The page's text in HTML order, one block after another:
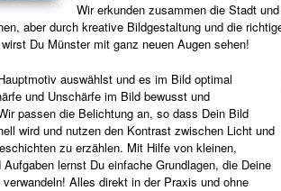
Wir erkunden zusammen die Stadt
aber durch kreative Bildgestaltung und die
Du Münster mit ganz neuen Augen sehen!
auswählst und es im Bild optimal
und Unschärfe im Bild bewusst und
passen die Belichtung an, so dass Dein Bild
wird und nutzen den Kontrast zwischen Licht und
zu erzählen. Mit Hilfe von kleinen,
lernst Du einfache Grundlagen, die Deine
Alles direkt in der Praxis und ohne